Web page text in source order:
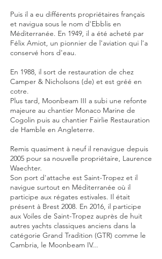
Puis il a eu différents propriétaires français
et navigua sous le nom d'Ebblis en
Méditerranée. En 1949, il a été acheté par
Félix Amiot, un pionnier de l'aviation qui l'a
conservé hors d'eau.
En 1988, il sort de restauration de chez
Camper & Nicholsons (de) et est gréé en
cotre.
Plus tard, Moonbeam III a subi une refonte
majeure au chantier Monaco Marine de
Cogolin puis au chantier Fairlie Restauration
de Hamble en Angleterre.
Remis quasiment à neuf il renavigue depuis
2005 pour sa nouvelle propriétaire, Laurence
Waechter.
Son port d'attache est Saint-Tropez et il
navigue surtout en Méditerranée où il
participe aux régates estivales. Il était
présent à Brest 2008. En 2016, il participe
aux Voiles de Saint-Tropez auprès de huit
autres yachts classiques anciens dans la
catégorie Grand Tradition (GTR) comme le
Cambria, le Moonbeam IV...